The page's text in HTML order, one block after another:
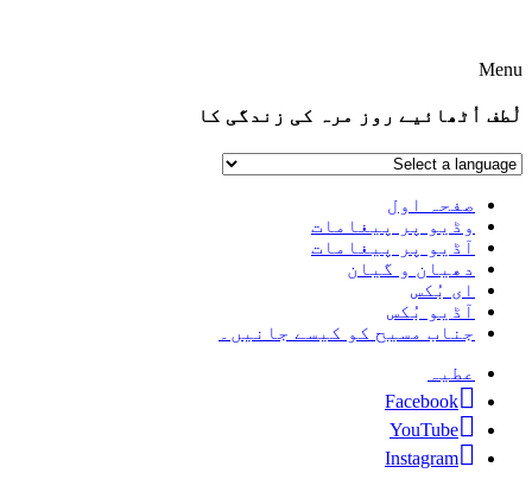
Menu
لُطف اُٹھائیے روز مرہ کی زندگی کا
صفحہ اول
وڈیو پر پیغامات
آڈیو پر پیغامات
دھیان و گیان
ای بُکس
آڈیو بُکس
جناب مسیح کو کیسے جانیں۔
عطیہ
Facebook
YouTube
Instagram